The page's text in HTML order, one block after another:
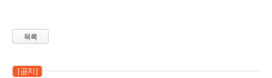
목록
[공지]